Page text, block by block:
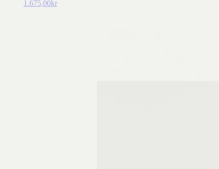
1.675,00kr